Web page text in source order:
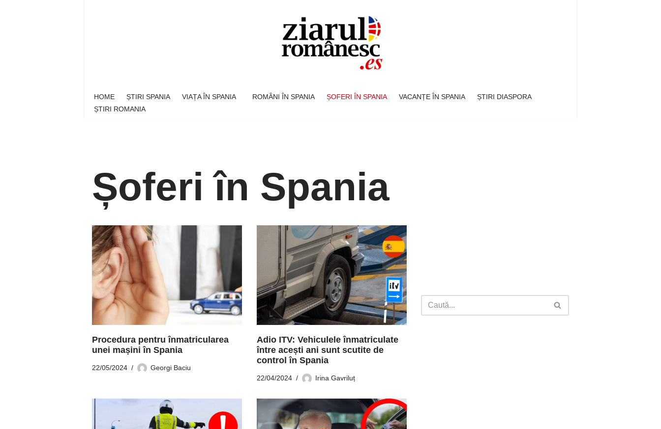
HOME ȘTIRI SPANIA VIAȚA ÎN SPANIA ROMÂNI ÎN SPANIA ȘOFERI ÎN SPANIA VACANȚE ÎN SPANIA
ȘTIRI DIASPORA
ȘTIRI ROMANIA
Șoferi în Spania
Procedura pentru înmatricularea
unei mașini în Spania
22/05/2024 Georgi Baciu
Adio ITV: Vehiculele înmatriculate
între acești ani sunt scutite de
control în Spania
22/04/2024 Irina Gavriluț